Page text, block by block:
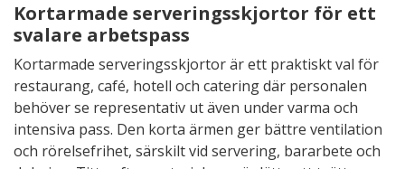
Kortarmade serveringsskjortor för ett
svalare arbetspass
Kortarmade serveringsskjortor är ett praktiskt val för
restaurang, café, hotell och catering där personalen
behöver se representativ ut även under varma och
intensiva pass. Den korta ärmen ger bättre ventilation
och rörelsefrihet, särskilt vid servering, bararbete och